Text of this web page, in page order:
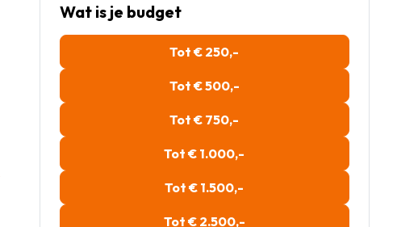
Wat is je budget
Tot € 250,-
Tot € 500,-
Tot € 750,-
Tot € 1.000,-
Tot € 1.500,-
Tot € 2.500,-